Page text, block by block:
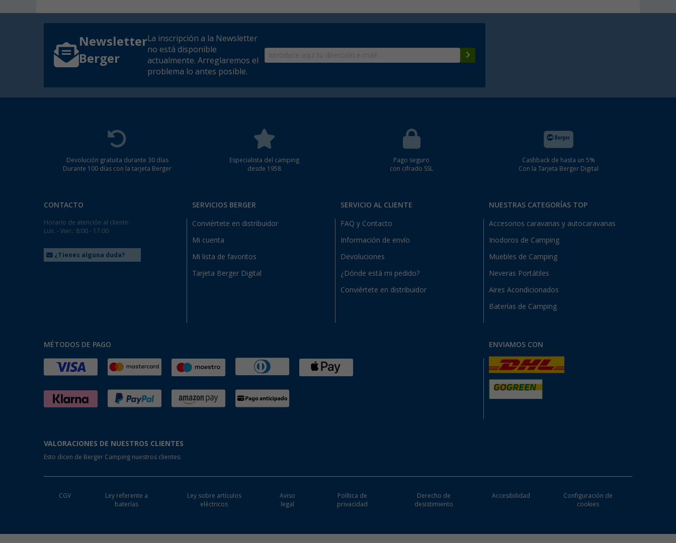
Newsletter
Berger
La inscripción a la Newsletter
no está disponible
actualmente. Arreglaremos el
problema lo antes posible.
Devolución gratuita durante 30 días
Durante 100 días con la tarjeta Berger
Especialista del camping
desde 1958
Pago seguro
con cifrado SSL
Cashback de hasta un 5%
Con la Tarjeta Berger Digital
CONTACTO
Horario de atención al cliente:
Lun. - Vier.: 8:00 - 17:00
¿Tienes alguna duda?
SERVICIOS BERGER
Conviértete en distribuidor
Mi cuenta
Mi lista de favoritos
Tarjeta Berger Digital
SERVICIO AL CLIENTE
FAQ y Contacto
Información de envío
Devoluciones
¿Dónde está mi pedido?
Conviértete en distribuidor
NUESTRAS CATEGORÍAS TOP
Accesorios caravanas y autocaravanas
Inodoros de Camping
Muebles de Camping
Neveras Portátiles
Aires Acondicionados
Baterías de Camping
MÉTODOS DE PAGO ENVIAMOS CON
VALORACIONES DE NUESTROS CLIENTES
Esto dicen de Berger Camping nuestros clientes:
CGV
Ley referente a
baterías
Ley sobre artículos
eléctricos
Aviso
legal
Política de
privacidad
Derecho de
desistimiento
Accesibilidad
Configuración de
cookies